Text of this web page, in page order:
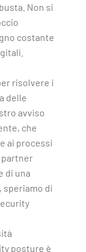
Non si
costante
risolvere i
delle
avviso
che
ai processi
partner
di una
speriamo di
posture è